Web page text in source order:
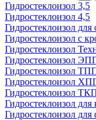
Гидростеклоизол 3,5
Гидростеклоизол 4,5
Гидростеклоизол для
Гидростеклоизол с
Гидростеклоизол
Гидростеклоизол
Гидростеклоизол
Гидростеклоизол
Гидростеклоизол
Гидростеклоизол для
Гидростеклоизол для